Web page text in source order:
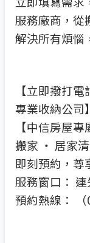
服務廠商，從
解決所有煩惱
【立即撥打
專業收納公司】
【中信房屋專
搬家 ‧ 居家
即刻預約，尊
服務窗口： 連
預約熱線： （